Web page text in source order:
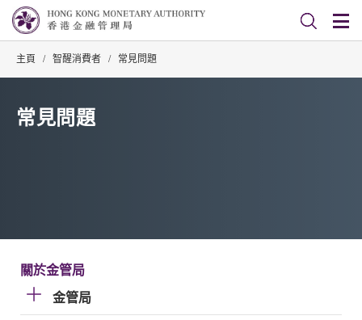
主頁 / 智醒消費者 / 常見問題
常見問題
關於金管局
金管局